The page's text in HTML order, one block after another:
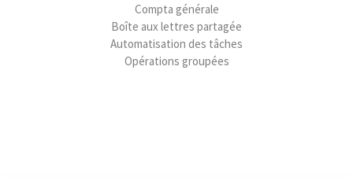
Compta générale
Boîte aux lettres partagée
Automatisation des tâches
Opérations groupées